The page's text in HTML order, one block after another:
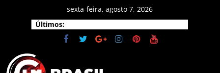
sexta-feira, agosto 7, 2026
Últimos: